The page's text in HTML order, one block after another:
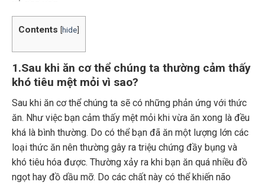
Contents [hide]
1.Sau khi ăn cơ thể chúng ta thường cảm thấy
khó tiêu mệt mỏi vì sao?
Sau khi ăn cơ thể chúng ta sẽ có những phản ứng với thức
ăn. Như việc bạn cảm thấy mệt mỏi khi vừa ăn xong là đều
khá là bình thường. Do có thể bạn đã ăn một lượng lớn các
loại thức ăn nên thường gây ra triệu chứng đầy bụng và
khó tiêu hóa được. Thường xảy ra khi bạn ăn quá nhiều đồ
ngọt hay đồ dầu mỡ. Do các chất này có thể khiến não